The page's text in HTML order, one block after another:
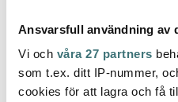
Ansvarsfull användning av
Vi och våra 27 partners
som t.ex. ditt IP-nummer,
cookies för att lagra och få